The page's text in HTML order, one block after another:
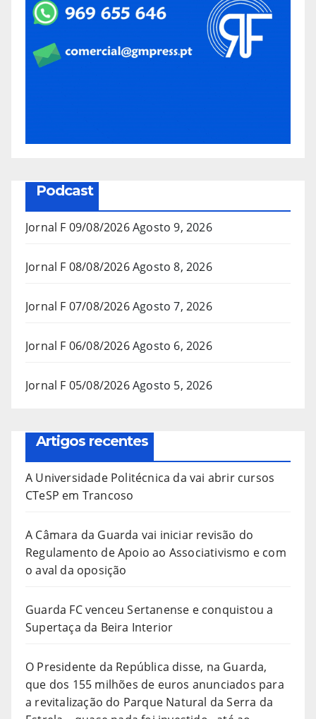
Podcast
Jornal F 09/08/2026Agosto 9, 2026
Jornal F 08/08/2026Agosto 8, 2026
Jornal F 07/08/2026Agosto 7, 2026
Jornal F 06/08/2026Agosto 6, 2026
Jornal F 05/08/2026Agosto 5, 2026
Artigos recentes
A Universidade Politécnica da vai abrir cursos
CTeSP em Trancoso
A Câmara da Guarda vai iniciar revisão do
Regulamento de Apoio ao Associativismo e com
o aval da oposição
Guarda FC venceu Sertanense e conquistou a
Supertaça da Beira Interior
O Presidente da República disse, na Guarda,
que dos 155 milhões de euros anunciados para
a revitalização do Parque Natural da Serra da